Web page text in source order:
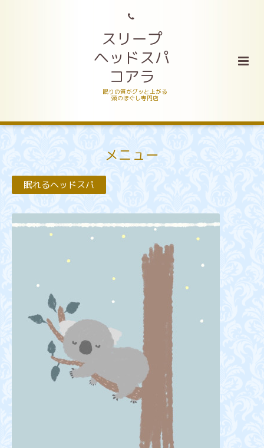
スリープ
ヘッドスパ
コアラ
眠りの質がグッと上がる
頭のほぐし専門店
メニュー
眠れるヘッドスパ